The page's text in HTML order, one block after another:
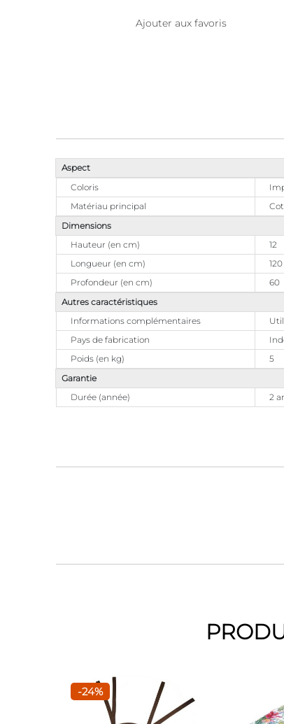
Ajouter aux favoris
Aspect
Coloris
Matériau principal
Dimensions
Hauteur (en cm)
12
Longueur (en cm)
120
Profondeur (en cm)
60
Autres caractéristiques
Informations complémentaires
Pays de fabrication
Poids (en kg)
5
Garantie
Durée (année)
2
-24%